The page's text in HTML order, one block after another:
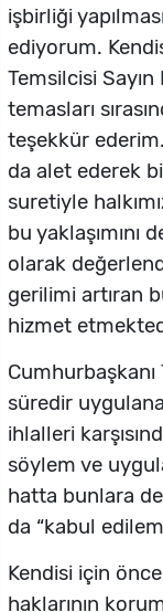
işbirliği
ediyorum.
Temsilcisi
temasları
teşekkür
da alet ederek
suretiyle
bu yaklaşımını
olarak
gerilimi artıran
hizmet
Cumhurbaşkanı
süredir
ihlalleri
söylem ve
hatta bunlara
da “kabul
Kendisi için
haklarının